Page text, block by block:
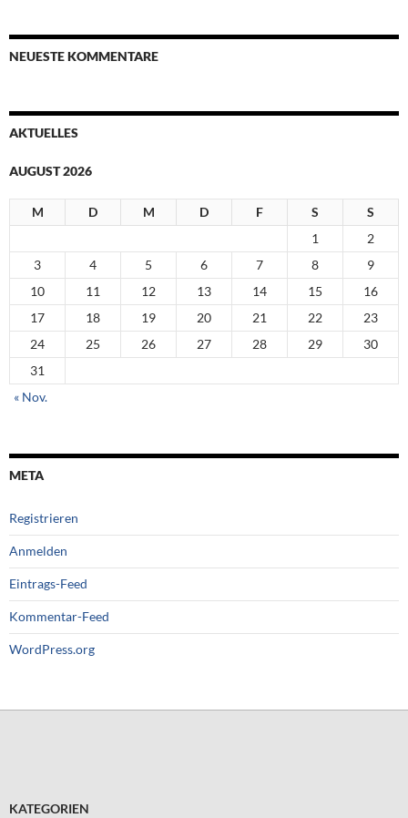
NEUESTE KOMMENTARE
AKTUELLES
AUGUST 2026
M D M D F S
S
1
2
3
4 5 6 7 8
9
10
11 12 13 14 15
16
17
18 19 20 21 22
23
24
25 26 27 28 29
30
31
« Nov.
META
Registrieren
Anmelden
Eintrags-Feed
Kommentar-Feed
WordPress.org
KATEGORIEN